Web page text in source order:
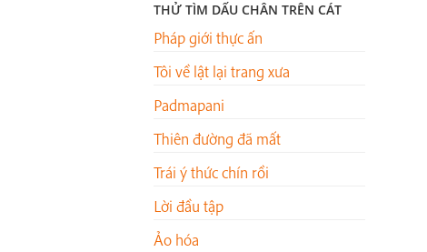
THỬ TÌM DẤU CHÂN TRÊN CÁT
Pháp giới thực ấn
Tôi về lật lại trang xưa
Padmapani
Thiên đường đã mất
Trái ý thức chín rồi
Lời đầu tập
Ảo hóa